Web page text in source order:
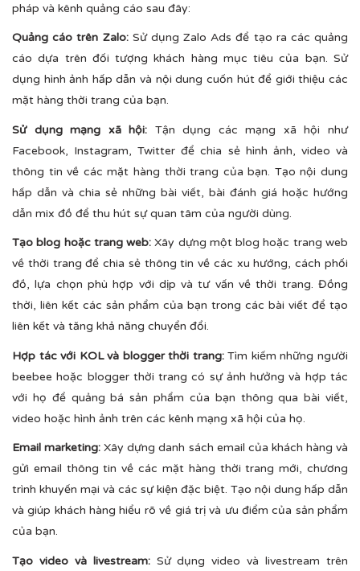
pháp và kênh quảng cáo sau đây:
Quảng cáo trên Zalo:Sử dụng Zalo Ads để tạo ra các quảng
cáo dựa trên đối tượng khách hàng mục tiêu của bạn. Sử
dụng hình ảnh hấp dẫn và nội dung cuốn hút để giới thiệu các
mặt hàng thời trang của bạn.
Sử dụng mạng xã hội: Tận dụng các mạng xã hội như
Facebook, Instagram, Twitter để chia sẻ hình ảnh, video và
thông tin về các mặt hàng thời trang của bạn. Tạo nội dung
hấp dẫn và chia sẻ những bài viết, bài đánh giá hoặc hướng
dẫn mix đồ để thu hút sự quan tâm của người dùng.
Tạo blog hoặc trang web: Xây dựng một blog hoặc trang web
về thời trang để chia sẻ thông tin về các xu hướng, cách phối
đồ, lựa chọn phù hợp với dịp và tư vấn về thời trang. Đồng
thời, liên kết các sản phẩm của bạn trong các bài viết để tạo
liên kết và tăng khả năng chuyển đổi.
Hợp tác với KOL và blogger thời trang:Tìm kiếm những người
beebee hoặc blogger thời trang có sự ảnh hưởng và hợp tác
với họ để quảng bá sản phẩm của bạn thông qua bài viết,
video hoặc hình ảnh trên các kênh mạng xã hội của họ.
Email marketing: Xây dựng danh sách email của khách hàng và
gửi email thông tin về các mặt hàng thời trang mới, chương
trình khuyến mại và các sự kiện đặc biệt. Tạo nội dung hấp dẫn
và giúp khách hàng hiểu rõ về giá trị và ưu điểm của sản phẩm
của bạn.
Tạo video và livestream:Sử dụng video và livestream trên